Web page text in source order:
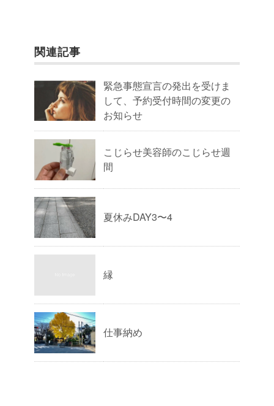
関連記事
緊急事態宣言の発出を受けま
して、予約受付時間の変更の
お知らせ
こじらせ美容師のこじらせ週
間
夏休みDAY3〜4
縁
仕事納め